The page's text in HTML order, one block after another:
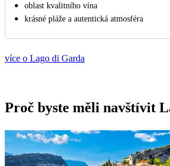
oblast kvalitního vína
krásné pláže a autentická atmosféra
více o Lago di Garda
Proč byste měli navštívit